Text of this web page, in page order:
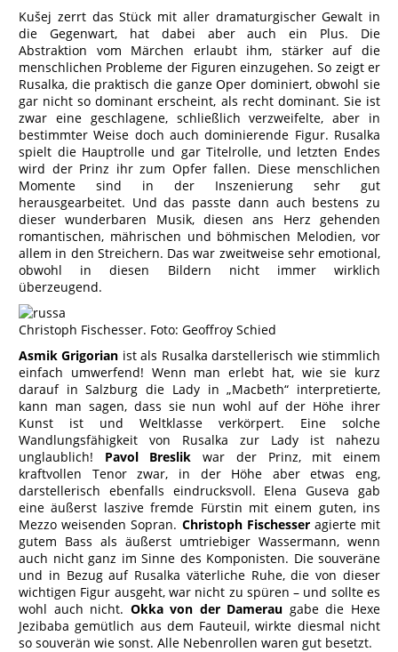
Kušej zerrt das Stück mit aller dramaturgischer Gewalt in
die Gegenwart, hat dabei aber auch ein Plus. Die
Abstraktion vom Märchen erlaubt ihm, stärker auf die
menschlichen Probleme der Figuren einzugehen. So zeigt er
Rusalka, die praktisch die ganze Oper dominiert, obwohl sie
gar nicht so dominant erscheint, als recht dominant. Sie ist
zwar eine geschlagene, schließlich verzweifelte, aber in
bestimmter Weise doch auch dominierende Figur. Rusalka
spielt die Hauptrolle und gar Titelrolle, und letzten Endes
wird der Prinz ihr zum Opfer fallen. Diese menschlichen
Momente sind in der Inszenierung sehr gut
herausgearbeitet. Und das passte dann auch bestens zu
dieser wunderbaren Musik, diesen ans Herz gehenden
romantischen, mährischen und böhmischen Melodien, vor
allem in den Streichern. Das war zweitweise sehr emotional,
obwohl in diesen Bildern nicht immer wirklich
überzeugend.
Christoph Fischesser. Foto: Geoffroy Schied
Asmik Grigorian ist als Rusalka darstellerisch wie stimmlich
einfach umwerfend! Wenn man erlebt hat, wie sie kurz
darauf in Salzburg die Lady in „Macbeth“ interpretierte,
kann man sagen, dass sie nun wohl auf der Höhe ihrer
Kunst ist und Weltklasse verkörpert. Eine solche
Wandlungsfähigkeit von Rusalka zur Lady ist nahezu
unglaublich! Pavol Breslik war der Prinz, mit einem
kraftvollen Tenor zwar, in der Höhe aber etwas eng,
darstellerisch ebenfalls eindrucksvoll. Elena Guseva gab
eine äußerst laszive fremde Fürstin mit einem guten, ins
Mezzo weisenden Sopran. Christoph Fischesseragierte mit
gutem Bass als äußerst umtriebiger Wassermann, wenn
auch nicht ganz im Sinne des Komponisten. Die souveräne
und in Bezug auf Rusalka väterliche Ruhe, die von dieser
wichtigen Figur ausgeht, war nicht zu spüren – und sollte es
wohl auch nicht. Okka von der Damerau gabe die Hexe
Jezibaba gemütlich aus dem Fauteuil, wirkte diesmal nicht
so souverän wie sonst. Alle Nebenrollen waren gut besetzt.